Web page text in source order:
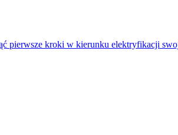
pierwsze kroki w kierunku elektryfikacji